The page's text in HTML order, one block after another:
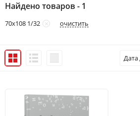
Найдено товаров - 1
70х108 1/32 очистить